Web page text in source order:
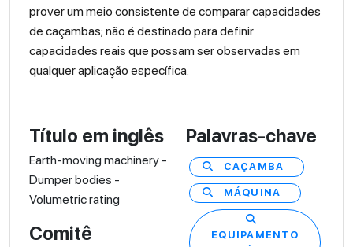
prover um meio consistente de comparar capacidades
de caçambas; não é destinado para definir
capacidades reais que possam ser observadas em
qualquer aplicação específica.
Título em inglês
Earth-moving machinery -
Dumper bodies -
Volumetric rating
Comitê
Palavras-chave
CAÇAMBA
MÁQUINA
EQUIPAMENTO